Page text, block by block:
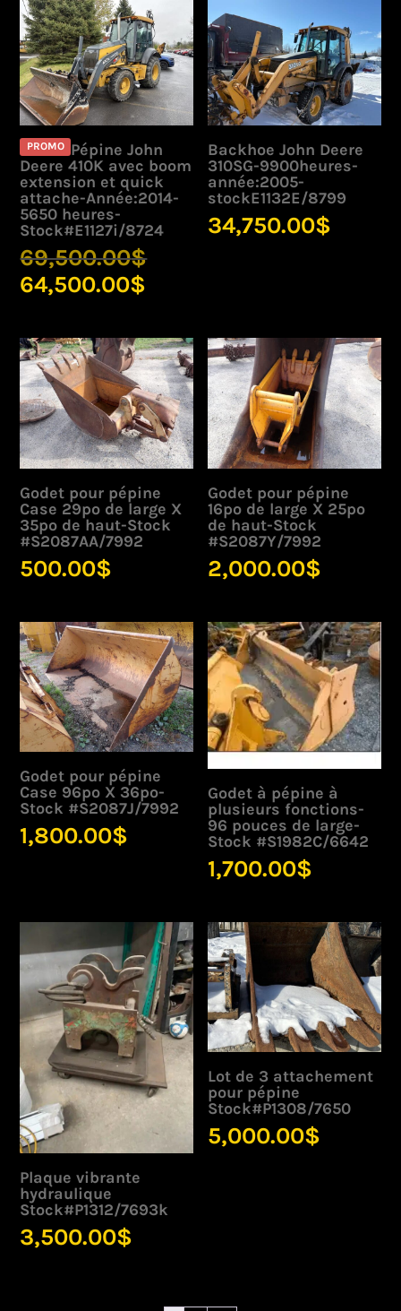
89,000.00$.
est :
75,000.00$.
PROMO Pépine John
Deere 410K avec boom
extension et quick
attache-Année:2014-
5650 heures-
Stock#E1127i/8724
69,500.00$Le
69,500.00$.
64,500.00$
est :
64,500.00$.
Backhoe John Deere
310SG-9900heures-
année:2005-
stockE1132E/8799
34,750.00$
Godet pour pépine
Case 29po de large X
35po de haut-Stock
#S2087AA/7992
500.00$
Godet pour pépine
16po de large X 25po
de haut-Stock
#S2087Y/7992
2,000.00$
Godet pour pépine
Case 96po X 36po-
Stock #S2087J/7992
1,800.00$
Godet à pépine à
plusieurs fonctions-
96 pouces de large-
Stock #S1982C/6642
1,700.00$
Plaque vibrante
hydraulique
Stock#P1312/7693k
3,500.00$
Lot de 3 attachement
pour pépine
Stock#P1308/7650
5,000.00$